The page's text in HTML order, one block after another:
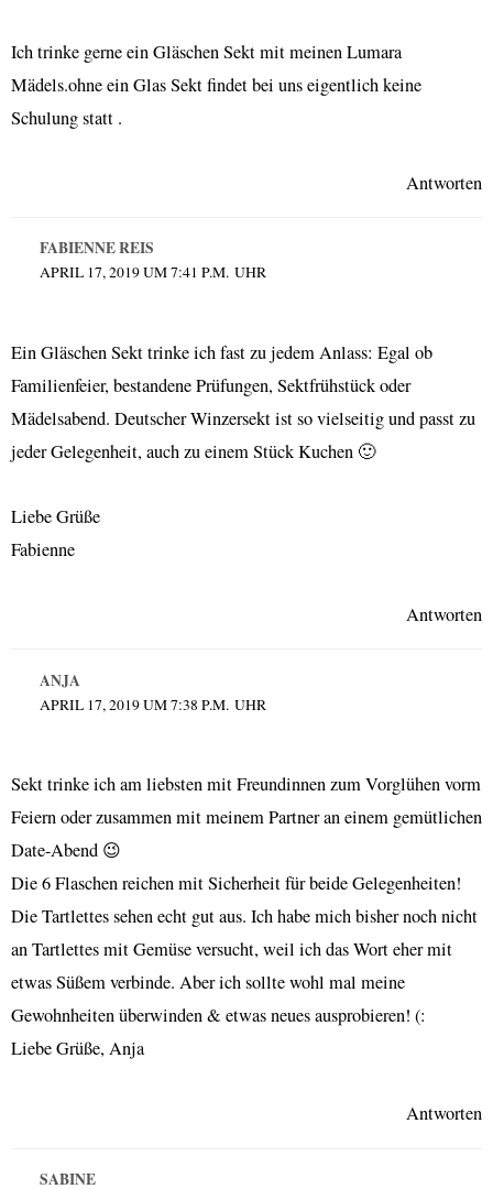
Ich trinke gerne ein Gläschen Sekt mit meinen Lumara
Mädels.ohne ein Glas Sekt findet bei uns eigentlich keine
Schulung statt .
Antworten
FABIENNE REIS
APRIL 17, 2019 UM 7:41 P.M. UHR
Ein Gläschen Sekt trinke ich fast zu jedem Anlass: Egal ob
Familienfeier, bestandene Prüfungen, Sektfrühstück oder
Mädelsabend. Deutscher Winzersekt ist so vielseitig und passt zu
jeder Gelegenheit, auch zu einem Stück Kuchen 🙂
Liebe Grüße
Fabienne
Antworten
ANJA
APRIL 17, 2019 UM 7:38 P.M. UHR
Sekt trinke ich am liebsten mit Freundinnen zum Vorglühen vorm
Feiern oder zusammen mit meinem Partner an einem gemütlichen
Date-Abend 😉
Die 6 Flaschen reichen mit Sicherheit für beide Gelegenheiten!
Die Tartlettes sehen echt gut aus. Ich habe mich bisher noch nicht
an Tartlettes mit Gemüse versucht, weil ich das Wort eher mit
etwas Süßem verbinde. Aber ich sollte wohl mal meine
Gewohnheiten überwinden & etwas neues ausprobieren! (:
Liebe Grüße, Anja
Antworten
SABINE